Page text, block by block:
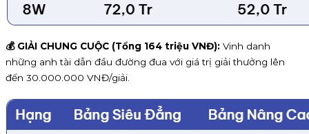
💰 GIẢI CHUNG CUỘC (Tổng 164 triệu VNĐ): Vinh danh
những anh tài dẫn đầu đường đua với giá trị giải thưởng lên
đến 30.000.000 VNĐ/giải.